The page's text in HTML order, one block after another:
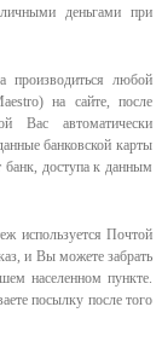
деньгами при
производиться любой
на сайте, после
Вас автоматически
банковской карты
банк, доступа к данным
используется Почтой
и Вы можете забрать
населенном пункте.
посылку после того